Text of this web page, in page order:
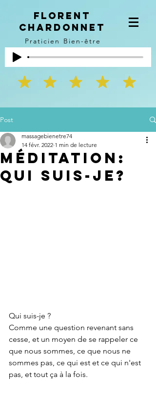
Florent
Chardonnet
Praticien Bien-être
Post
Méditation:
Qui suis-je?
massagebienetre74
14 févr. 2022 1 min de lecture
Qui suis-je ?
Comme une question revenant sans
cesse, et un moyen de se rappeler ce
que nous sommes, ce que nous ne
sommes pas, ce qui est et ce qui n'est
pas, et tout ça à la fois.